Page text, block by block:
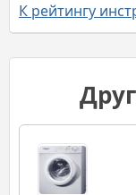
К рейтингу